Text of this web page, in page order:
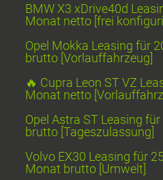
BMW X3 xDrive40d
Monat netto [frei
Opel Mokka Leasing für
brutto [Vorlauffahrzeug]
🔥 Cupra Leon ST VZ
Monat netto
Opel Astra ST Leasing
brutto [Tageszulassung]
Volvo EX30 Leasing für
Monat brutto [Umwelt]